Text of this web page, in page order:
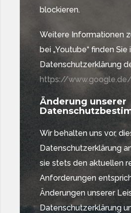
blockieren.
Weitere Informationen
bei „Youtube“ finden Sie
Datenschutzerklärung
https://
Änderung unserer
Wir behalten uns vor,
Datenschutzerklärung
sie stets den aktuellen
Anforderungen
Änderungen unserer
Datenschutzerklärung